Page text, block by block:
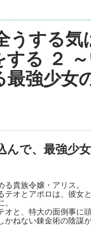
うする気
する ２
強少女
んで、最強少
貴族令嬢・アリス。
オとアポロは、彼女
と、特大の面倒事に
かねない錬金術の陰